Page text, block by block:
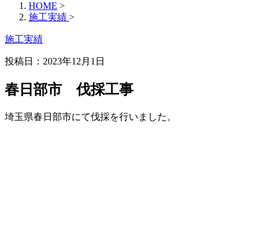
HOME >
施工実績 >
施工実績
投稿日：2023年12月1日
春日部市 伐採工事
埼玉県春日部市にて伐採を行いました。